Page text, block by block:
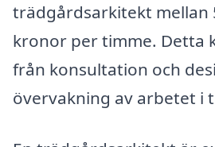
trädgårdsarkitekt mellan
kronor per timme. Detta
från konsultation och
övervakning av arbetet i